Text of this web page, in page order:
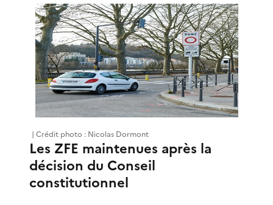
| Crédit photo : Nicolas Dormont
Les ZFE maintenues après la
décision du Conseil
constitutionnel